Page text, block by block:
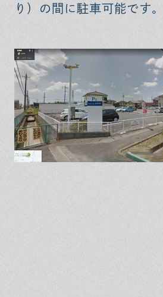
り） の間に駐車可能です。